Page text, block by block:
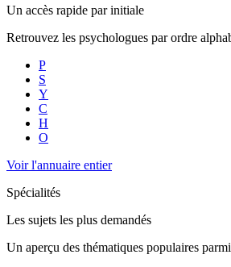
Un accès rapide par initiale
Retrouvez les psychologues par ordre
P
S
Y
C
H
O
Voir l'annuaire entier
Spécialités
Les sujets les plus demandés
Un aperçu des thématiques populaires